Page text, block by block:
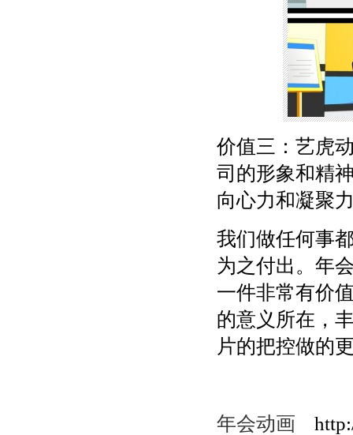
价值三：艺虎
司的形象和精
向心力和凝聚
我们做任何事
为之付出。年
一件非常有价
的意义所在，
片的把控做的
年会动画